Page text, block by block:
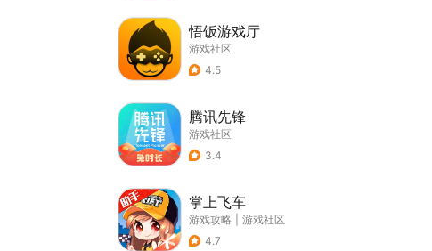
悟饭游戏厅
游戏社区
4.5
腾讯先锋
游戏社区
3.4
掌上飞车
游戏攻略
游戏社区
4.7